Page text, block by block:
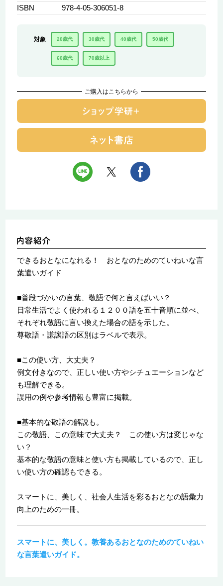
ISBN
978-4-05-306051-8
対象 20歳代 30歳代 40歳代 50歳代
60歳代 70歳以上
ご購入はこちらから
できるおとなになれる！ おとなのためのていねいな言
葉遣いガイド
■普段づかいの言葉、敬語で何と言えばいい？
日常生活でよく使われる１２００語を五十音順に並べ、
それぞれ敬語に言い換えた場合の語を示した。
尊敬語・謙譲語の区別はラベルで表示。
■この使い方、大丈夫？
例文付きなので、正しい使い方やシチュエーションなど
も理解できる。
誤用の例や参考情報も豊富に掲載。
■基本的な敬語の解説も。
この敬語、この意味で大丈夫？ この使い方は変じゃな
い？
基本的な敬語の意味と使い方も掲載しているので、正し
い使い方の確認もできる。
スマートに、美しく、社会人生活を彩るおとなの語彙力
向上のための一冊。
スマートに、美しく。教養あるおとなのためのていねい
な言葉遣いガイド。